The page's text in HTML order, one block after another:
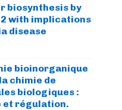
biosynthesis by
with implications
disease
bioinorganique
chimie de
biologiques :
régulation.